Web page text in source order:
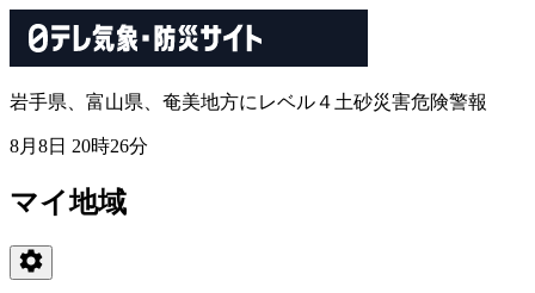
岩手県、富山県、奄美地方にレベル４土砂災害危険警報
8月8日 20時26分
マイ地域